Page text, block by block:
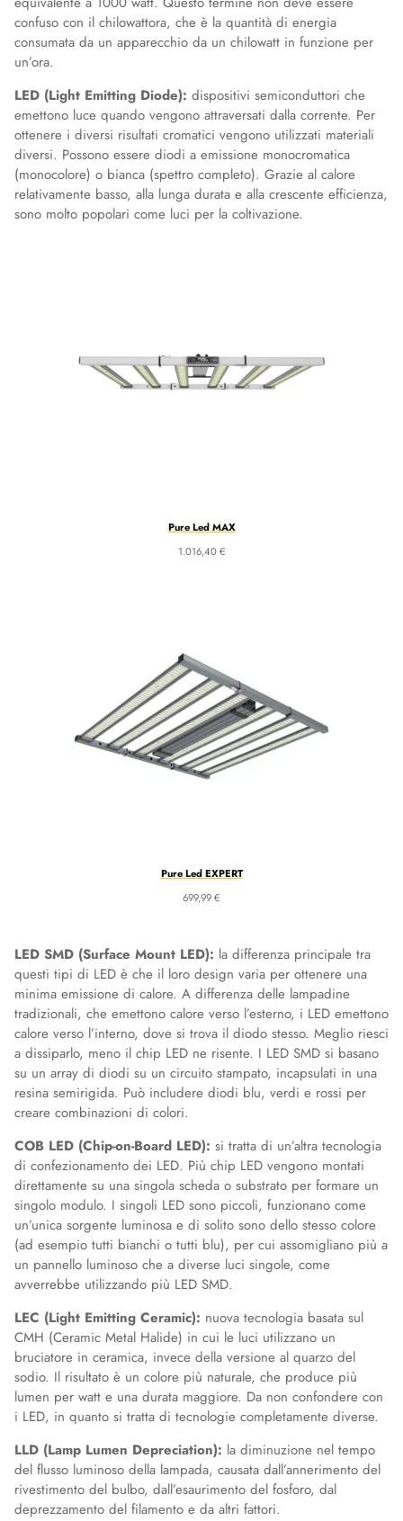
confuso con il chilowattora, che è la quantità di energia
consumata da un apparecchio da un chilowatt in funzione per
un’ora.
LED (Light Emitting Diode): dispositivi semiconduttori che
emettono luce quando vengono attraversati dalla corrente. Per
ottenere i diversi risultati cromatici vengono utilizzati materiali
diversi. Possono essere diodi a emissione monocromatica
(monocolore) o bianca (spettro completo). Grazie al calore
relativamente basso, alla lunga durata e alla crescente efficienza,
sono molto popolari come luci per la coltivazione.
Pure Led MAX
1.016,40€
Pure Led EXPERT
699,99€
LED SMD (Surface Mount LED): la differenza principale tra
questi tipi di LED è che il loro design varia per ottenere una
minima emissione di calore. A differenza delle lampadine
tradizionali, che emettono calore verso l’esterno, i LED emettono
calore verso l’interno, dove si trova il diodo stesso. Meglio riesci
a dissiparlo, meno il chip LED ne risente. I LED SMD si basano
su un array di diodi su un circuito stampato, incapsulati in una
resina semirigida. Può includere diodi blu, verdi e rossi per
creare combinazioni di colori.
COB LED (Chip-on-Board LED): si tratta di un’altra tecnologia
di confezionamento dei LED. Più chip LED vengono montati
direttamente su una singola scheda o substrato per formare un
singolo modulo. I singoli LED sono piccoli, funzionano come
un’unica sorgente luminosa e di solito sono dello stesso colore
(ad esempio tutti bianchi o tutti blu), per cui assomigliano più a
un pannello luminoso che a diverse luci singole, come
avverrebbe utilizzando più LED SMD.
LEC (Light Emitting Ceramic): nuova tecnologia basata sul
CMH (Ceramic Metal Halide) in cui le luci utilizzano un
bruciatore in ceramica, invece della versione al quarzo del
sodio. Il risultato è un colore più naturale, che produce più
lumen per watt e una durata maggiore. Da non confondere con
i LED, in quanto si tratta di tecnologie completamente diverse.
LLD (Lamp Lumen Depreciation): la diminuzione nel tempo
del flusso luminoso della lampada, causata dall’annerimento del
rivestimento del bulbo, dall’esaurimento del fosforo, dal
deprezzamento del filamento e da altri fattori.